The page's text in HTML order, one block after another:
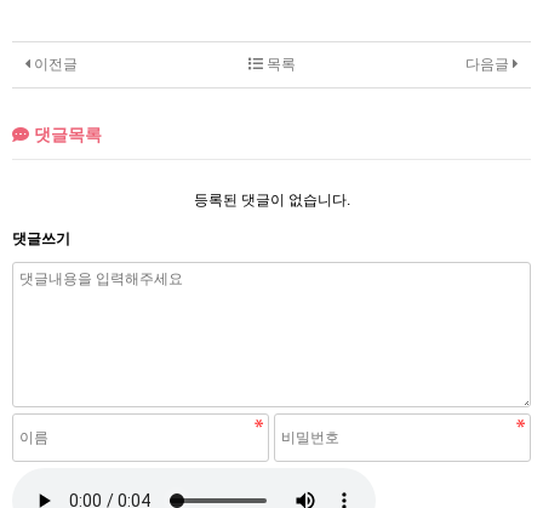
이전글 다음글
목록
댓글목록
등록된 댓글이 없습니다.
댓글쓰기